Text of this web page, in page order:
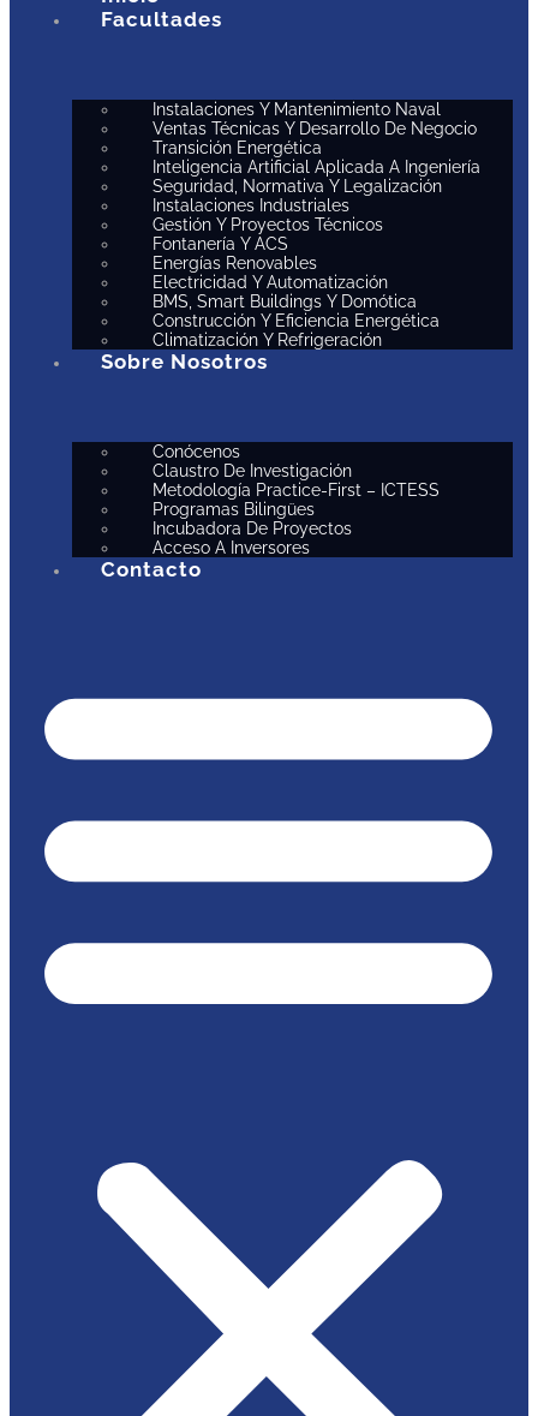
Facultades
Instalaciones Y Mantenimiento Naval
Ventas Técnicas Y Desarrollo De Negocio
Transición Energética
Inteligencia Artificial Aplicada A Ingeniería
Seguridad, Normativa Y Legalización
Instalaciones Industriales
Gestión Y Proyectos Técnicos
Fontanería Y ACS
Energías Renovables
Electricidad Y Automatización
BMS, Smart Buildings Y Domótica
Construcción Y Eficiencia Energética
Climatización Y Refrigeración
Sobre Nosotros
Conócenos
Claustro De Investigación
Metodología Practice-First – ICTESS
Programas Bilingües
Incubadora De Proyectos
Acceso A Inversores
Contacto